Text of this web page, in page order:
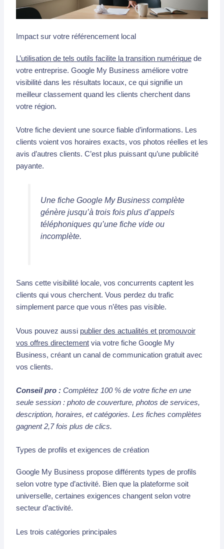
Impact sur votre référencement local
L’utilisation de tels outils facilite la transition numériquede
votre entreprise. Google My Business améliore votre
visibilité dans les résultats locaux, ce qui signifie un
meilleur classement quand les clients cherchent dans
votre région.
Votre fiche devient une source fiable d’informations. Les
clients voient vos horaires exacts, vos photos réelles et les
avis d’autres clients. C’est plus puissant qu’une publicité
payante.
Une fiche Google My Business complète
génère jusqu’à trois fois plus d’appels
téléphoniques qu’une fiche vide ou
incomplète.
Sans cette visibilité locale, vos concurrents captent les
clients qui vous cherchent. Vous perdez du trafic
simplement parce que vous n’êtes pas visible.
Vous pouvez aussi publier des actualités et promouvoir
vos offres directementvia votre fiche Google My
Business, créant un canal de communication gratuit avec
vos clients.
Conseil pro : Complétez 100 % de votre fiche en une
seule session : photo de couverture, photos de services,
description, horaires, et catégories. Les fiches complètes
gagnent 2,7 fois plus de clics.
Types de profils et exigences de création
Google My Business propose différents types de profils
selon votre type d’activité. Bien que la plateforme soit
universelle, certaines exigences changent selon votre
secteur d’activité.
Les trois catégories principales